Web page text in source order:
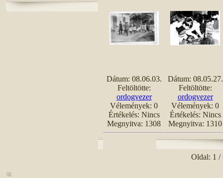
Dátum: 08.06.03.
Feltöltötte:
ordogvezer
Vélemények: 0
Értékelés: Nincs
Megnyitva: 1308
Dátum: 08.05.27.
Feltöltötte:
ordogvezer
Vélemények: 0
Értékelés: Nincs
Megnyitva: 1310
Oldal: 1 /